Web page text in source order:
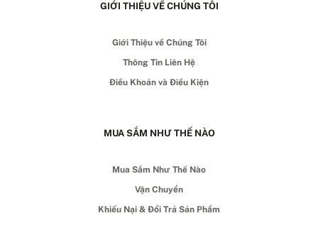
GIỚI THIỆU VỀ CHÚNG TÔI
Giới Thiệu về Chúng Tôi
Thông Tin Liên Hệ
Điều Khoản và Điều Kiện
MUA SẮM NHƯ THẾ NÀO
Mua Sắm Như Thế Nào
Vận Chuyển
Khiếu Nại & Đổi Trả Sản Phẩm